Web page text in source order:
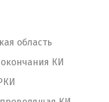
область
КИ